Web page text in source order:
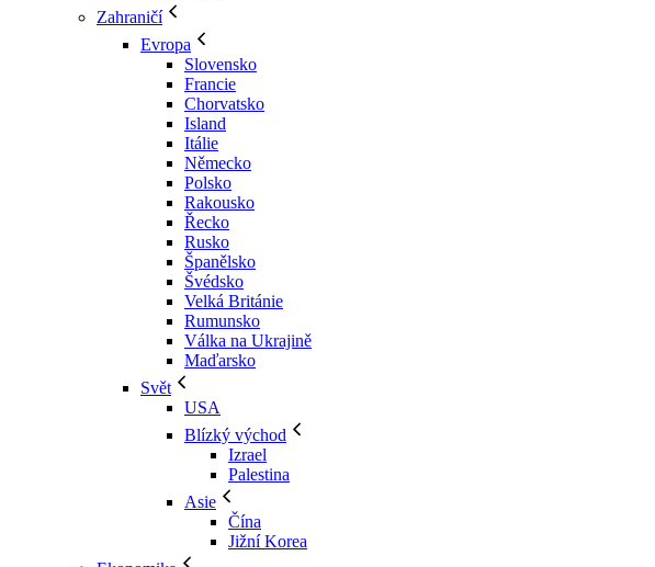
Zahraničí
Evropa
Slovensko
Francie
Chorvatsko
Island
Itálie
Německo
Polsko
Rakousko
Řecko
Rusko
Španělsko
Švédsko
Velká Británie
Rumunsko
Válka na Ukrajině
Maďarsko
Svět
USA
Blízký východ
Izrael
Palestina
Asie
Čína
Jižní Korea